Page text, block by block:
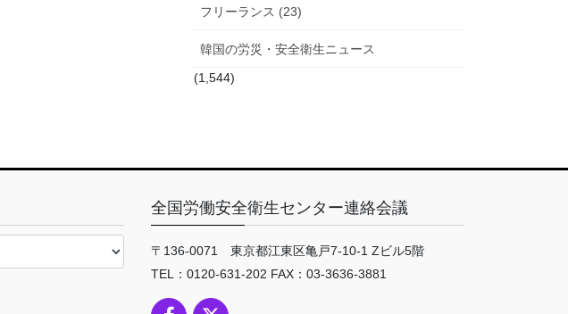
フリーランス (23)
韓国の労災・安全衛生ニュース
(1,544)
全国労働安全衛生センター連絡会議
〒136-0071 東京都江東区亀戸7-10-1 Zビル5階
TEL：0120-631-202 FAX：03-3636-3881